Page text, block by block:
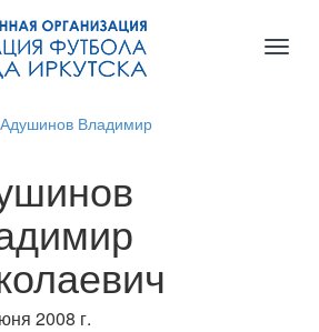
Адушинов Владимир
2008 г.